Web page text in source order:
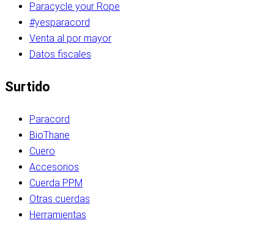
Paracycle your Rope
#yesparacord
Venta al por mayor
Datos fiscales
Surtido
Paracord
BioThane
Cuero
Accesorios
Cuerda PPM
Otras cuerdas
Herramientas